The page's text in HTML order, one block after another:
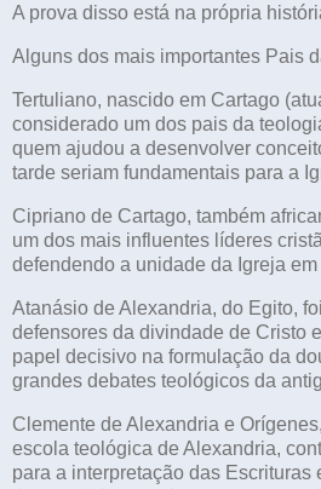
A prova disso está na própria
Alguns dos mais importantes Pais
Tertuliano, nascido em Cartago
considerado um dos pais da
quem ajudou a desenvolver
tarde seriam fundamentais para a
Cipriano de Cartago, também
um dos mais influentes líderes
defendendo a unidade da Igreja
Atanásio de Alexandria, do Egito,
defensores da divindade de Cristo
papel decisivo na formulação da
grandes debates teológicos da
Clemente de Alexandria e
escola teológica de Alexandria,
para a interpretação das Escrituras